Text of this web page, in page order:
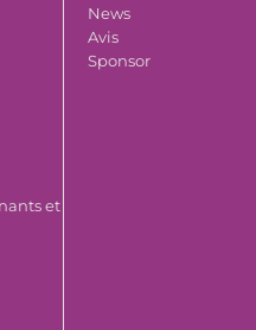
et
News
Avis
Sponsor